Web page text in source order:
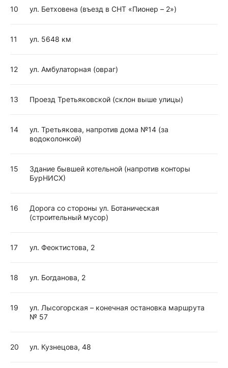
10 ул. Бетховена (въезд в СНТ «Пионер – 2»)
11 ул. 5648 км
12 ул. Амбулаторная (овраг)
13 Проезд Третьяковской (склон выше улицы)
14
ул. Третьякова, напротив дома №14 (за
водоколонкой)
15
Здание бывшей котельной (напротив конторы
БурНИСХ)
16
Дорога со стороны ул. Ботаническая
(строительный мусор)
17 ул. Феоктистова, 2
18 ул. Богданова, 2
19
ул. Лысогорская – конечная остановка маршрута
№ 57
20 ул. Кузнецова, 48